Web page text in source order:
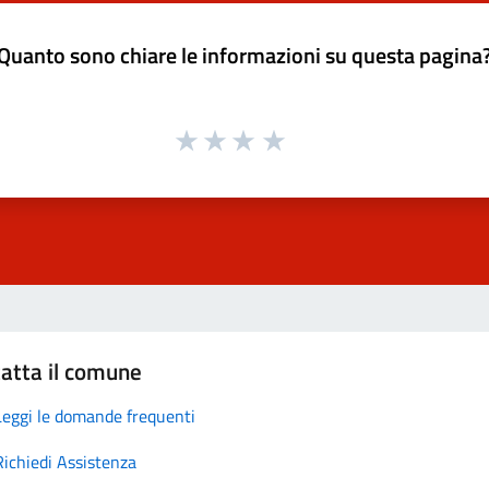
sono chiare le informazioni su questa
il comune
le domande frequenti
Assistenza